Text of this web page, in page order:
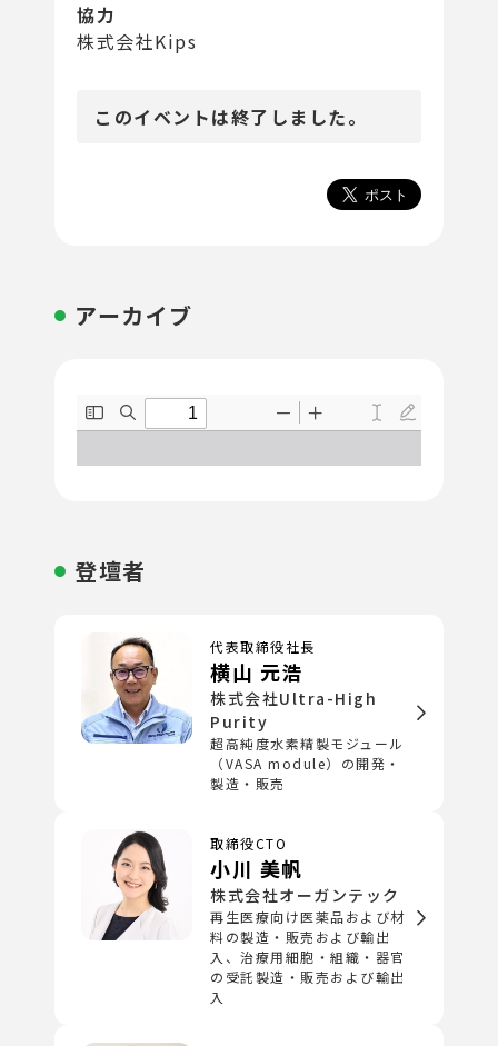
協力
株式会社Kips
このイベントは終了しました。
アーカイブ
登壇者
代表取締役社長
横山 元浩
株式会社Ultra-High
Purity
超高純度水素精製モジュール
（VASA module）の開発・
製造・販売
取締役CTO
小川 美帆
株式会社オーガンテック
再生医療向け医薬品および材
料の製造・販売および輸出
入、治療用細胞・組織・器官
の受託製造・販売および輸出
入